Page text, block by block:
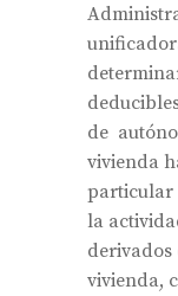
de
vivienda
particular
la
vivienda,